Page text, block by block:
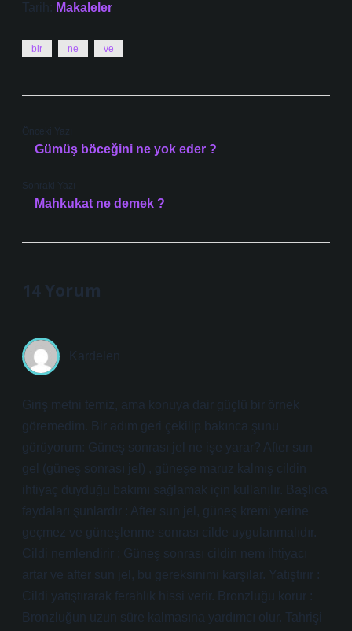
Tarih: Makaleler
bir ne ve
Önceki Yazı
Gümüş böceğini ne yok eder ?
Sonraki Yazı
Mahkukat ne demek ?
14 Yorum
Kardelen
Giriş metni temiz, ama konuya dair güçlü bir örnek
göremedim. Bir adım geri çekilip bakınca şunu
görüyorum: Güneş sonrası jel ne işe yarar? After sun
gel (güneş sonrası jel) , güneşe maruz kalmış cildin
ihtiyaç duyduğu bakımı sağlamak için kullanılır. Başlıca
faydaları şunlardır : After sun jel, güneş kremi yerine
geçmez ve güneşlenme sonrası cilde uygulanmalıdır.
Cildi nemlendirir : Güneş sonrası cildin nem ihtiyacı
artar ve after sun jel, bu gereksinimi karşılar. Yatıştırır :
Cildi yatıştırarak ferahlık hissi verir. Bronzluğu korur :
Bronzluğun uzun süre kalmasına yardımcı olur. Tahrişi